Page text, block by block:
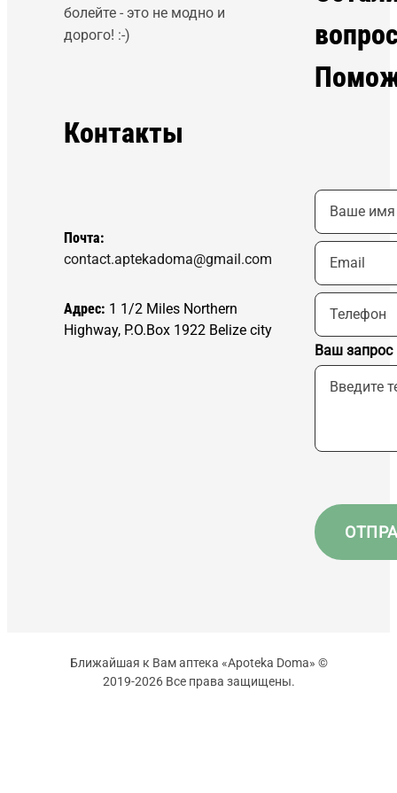
болейте - это не модно и
дорого! :-)
Контакты
Почта:
contact.aptekadoma@gmail.com
Адрес: 1 1/2 Miles Northern
Highway, P.O.Box 1922 Belize city
Ваш запрос
Ближайшая к Вам аптека «Apoteka Doma» ©
2019-2026 Все права защищены.